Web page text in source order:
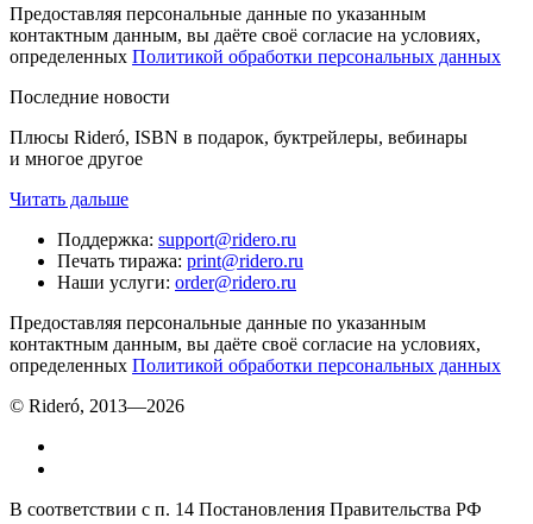
Предоставляя персональные данные по указанным
контактным данным, вы даёте своё согласие на условиях,
определенных Политикой обработки персональных данных
Последние новости
Плюсы Rideró, ISBN в подарок, буктрейлеры, вебинары
и многое другое
Читать дальше
Поддержка: support@ridero.ru
Печать тиража: print@ridero.ru
Наши услуги: order@ridero.ru
Предоставляя персональные данные по указанным
контактным данным, вы даёте своё согласие на условиях,
определенных Политикой обработки персональных данных
© Rideró, 2013—2026
В соответствии с п. 14 Постановления Правительства РФ